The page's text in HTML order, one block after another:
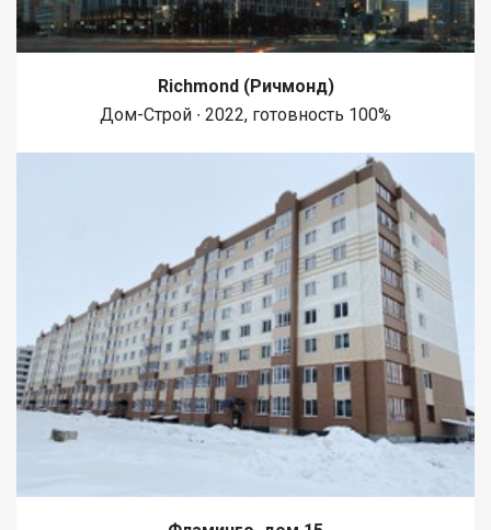
Richmond (Ричмонд)
Дом-Строй ∙ 2022, готовность 100%